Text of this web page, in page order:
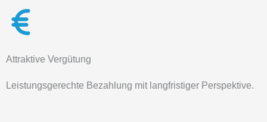
Attraktive Vergütung
Leistungsgerechte Bezahlung mit langfristiger Perspektive.